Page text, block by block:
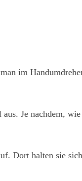
im
Je nachdem,
Dort halten sie